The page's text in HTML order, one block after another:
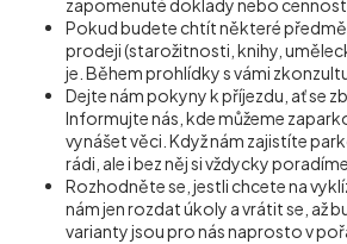
zapomenuté doklady nebo
Pokud budete chtít některé
prodeji (starožitnosti, knihy,
je. Během prohlídky s vámi
Dejte nám pokyny k příjezdu, ať se
Informujte nás, kde můžeme
vynášet věci. Když nám zajistíte
rádi, ale i bez něj si vždycky poradíme.
Rozhodněte se, jestli chcete na
nám jen rozdat úkoly a vrátit se, až
varianty jsou pro nás naprosto v